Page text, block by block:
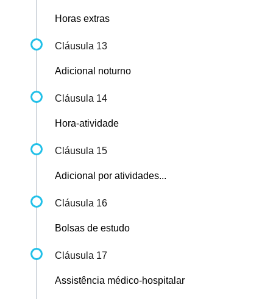
Horas extras
Cláusula 13
Adicional noturno
Cláusula 14
Hora-atividade
Cláusula 15
Adicional por atividades...
Cláusula 16
Bolsas de estudo
Cláusula 17
Assistência médico-hospitalar